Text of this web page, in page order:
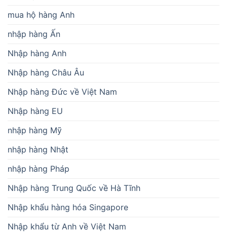
mua hộ hàng Anh
nhập hàng Ấn
Nhập hàng Anh
Nhập hàng Châu Âu
Nhập hàng Đức về Việt Nam
Nhập hàng EU
nhập hàng Mỹ
nhập hàng Nhật
nhập hàng Pháp
Nhập hàng Trung Quốc về Hà Tĩnh
Nhập khẩu hàng hóa Singapore
Nhập khẩu từ Anh về Việt Nam